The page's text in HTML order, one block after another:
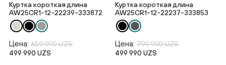
Куртка короткая длина
AW25CR1-12-22239-333872
Цена: 659 990 UZS
499 990 UZS
Куртка короткая длина
AW25CR1-12-22237-333853
Цена: 799 990 UZS
499 990 UZS